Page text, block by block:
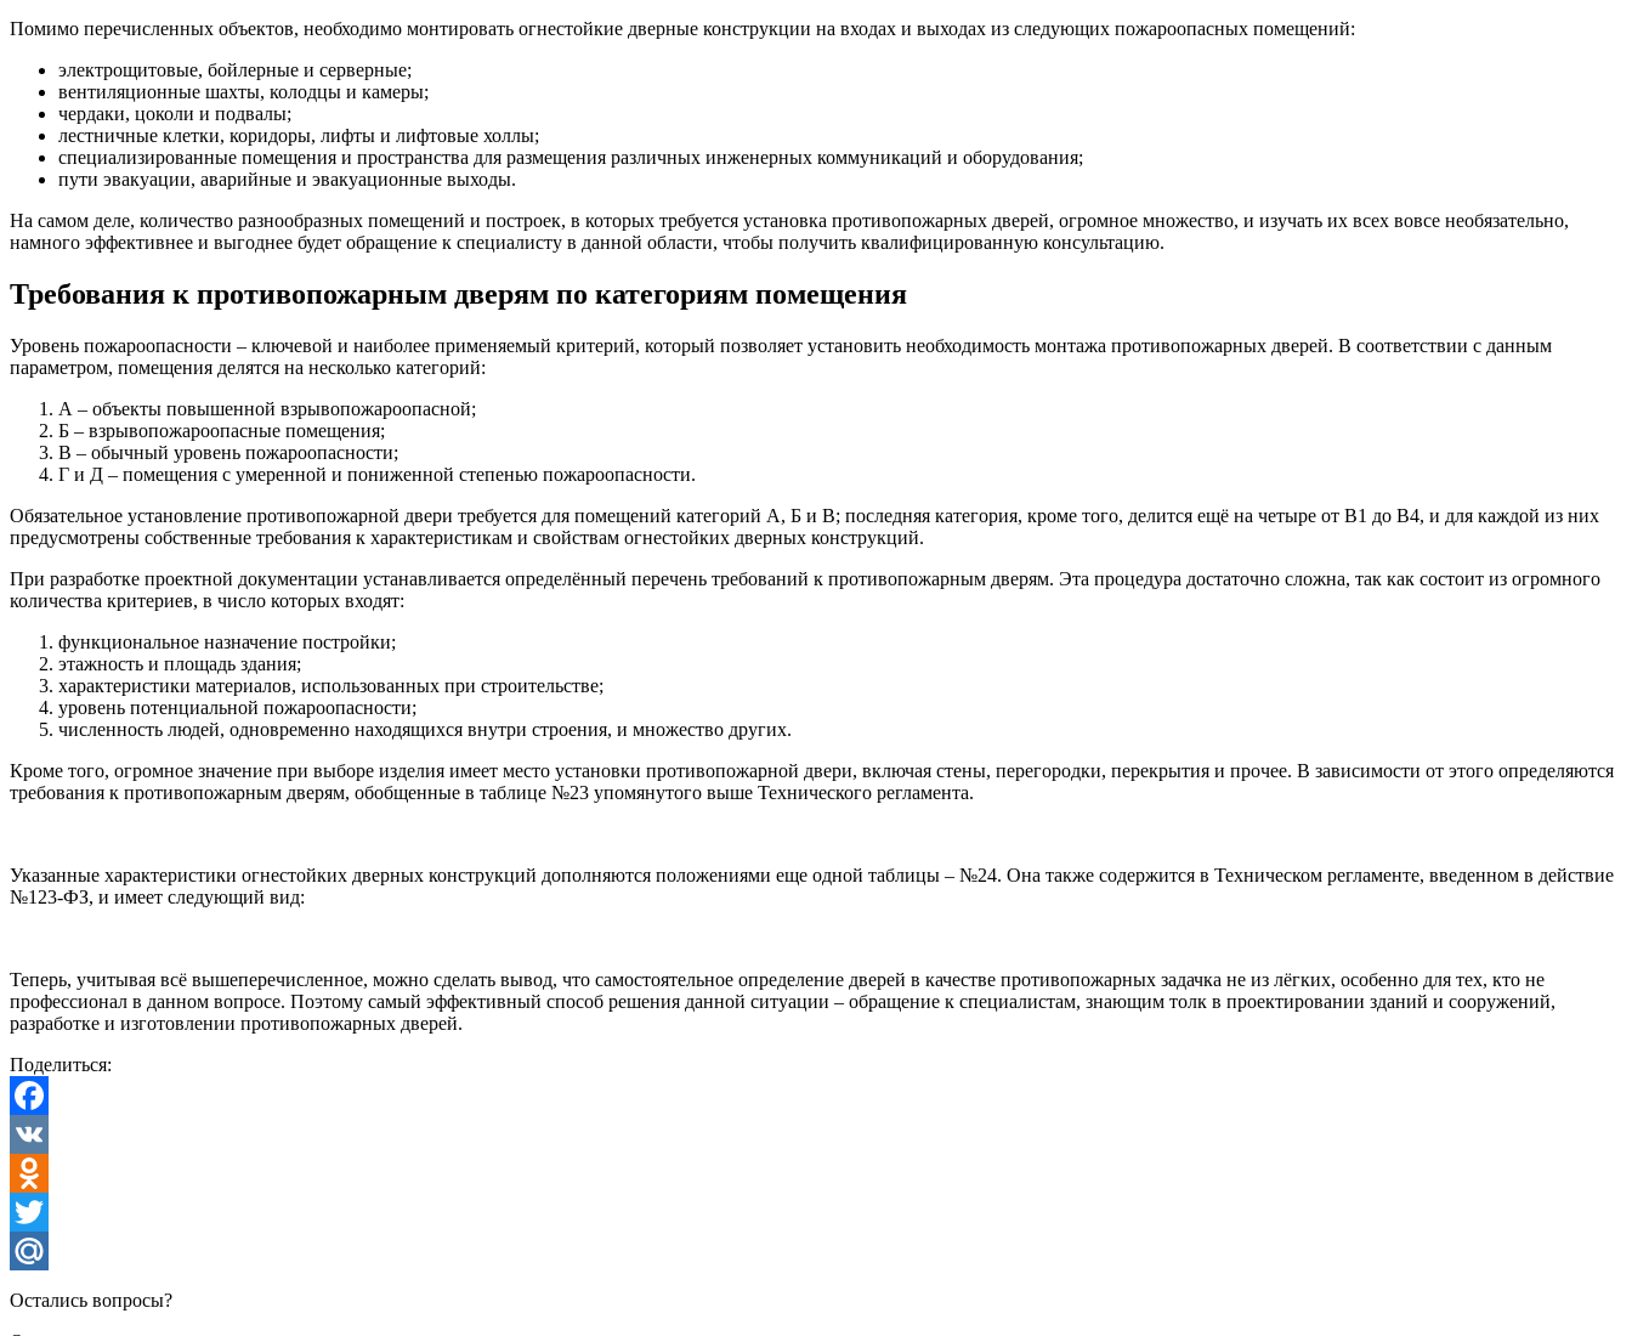
Помимо перечисленных объектов, необходимо монтировать огнестойкие дверные конструкции на входах и выходах из следующих пожароопасных помещений:
электрощитовые, бойлерные и серверные;
вентиляционные шахты, колодцы и камеры;
чердаки, цоколи и подвалы;
лестничные клетки, коридоры, лифты и лифтовые холлы;
специализированные помещения и пространства для размещения различных инженерных коммуникаций и оборудования;
пути эвакуации, аварийные и эвакуационные выходы.
На самом деле, количество разнообразных помещений и построек, в которых требуется установка противопожарных дверей, огромное множество, и изучать их всех вовсе необязательно,
намного эффективнее и выгоднее будет обращение к специалисту в данной области, чтобы получить квалифицированную консультацию.
Требования к противопожарным дверям по категориям помещения
Уровень пожароопасности – ключевой и наиболее применяемый критерий, который позволяет установить необходимость монтажа противопожарных дверей. В соответствии с данным
параметром, помещения делятся на несколько категорий:
А – объекты повышенной взрывопожароопасной;
Б – взрывопожароопасные помещения;
В – обычный уровень пожароопасности;
Г и Д – помещения с умеренной и пониженной степенью пожароопасности.
Обязательное установление противопожарной двери требуется для помещений категорий А, Б и В; последняя категория, кроме того, делится ещё на четыре от В1 до В4, и для каждой из них
предусмотрены собственные требования к характеристикам и свойствам огнестойких дверных конструкций.
При разработке проектной документации устанавливается определённый перечень требований к противопожарным дверям. Эта процедура достаточно сложна, так как состоит из огромного
количества критериев, в число которых входят:
функциональное назначение постройки;
этажность и площадь здания;
характеристики материалов, использованных при строительстве;
уровень потенциальной пожароопасности;
численность людей, одновременно находящихся внутри строения, и множество других.
Кроме того, огромное значение при выборе изделия имеет место установки противопожарной двери, включая стены, перегородки, перекрытия и прочее. В зависимости от этого определяются
требования к противопожарным дверям, обобщенные в таблице №23 упомянутого выше Технического регламента.
Указанные характеристики огнестойких дверных конструкций дополняются положениями еще одной таблицы – №24. Она также содержится в Техническом регламенте, введенном в действие
№123-ФЗ, и имеет следующий вид:
Теперь, учитывая всё вышеперечисленное, можно сделать вывод, что самостоятельное определение дверей в качестве противопожарных задачка не из лёгких, особенно для тех, кто не
профессионал в данном вопросе. Поэтому самый эффективный способ решения данной ситуации – обращение к специалистам, знающим толк в проектировании зданий и сооружений,
разработке и изготовлении противопожарных дверей.
Поделиться:
Facebook
VK
Odnoklassniki
Twitter
Mail.Ru
Остались вопросы?